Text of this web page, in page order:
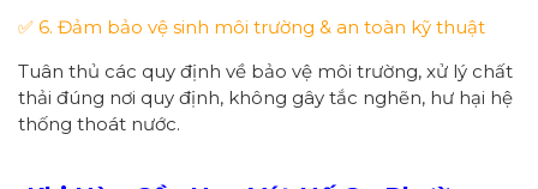
✅ 6. Đảm bảo vệ sinh môi trường & an toàn kỹ thuật
Tuân thủ các quy định về bảo vệ môi trường, xử lý chất
thải đúng nơi quy định, không gây tắc nghẽn, hư hại hệ
thống thoát nước.